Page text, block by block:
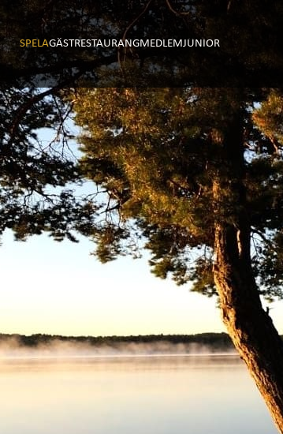
SPELAGÄSTRESTAURANGMEDLEMJUNIOR